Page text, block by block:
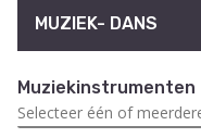
MUZIEK- DANS
Muziekinstrumenten